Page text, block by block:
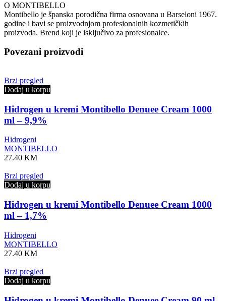
O MONTIBELLO
Montibello je španska porodična firma osnovana u Barseloni 1967.
godine i bavi se proizvodnjom profesionalnih kozmetičkih
proizvoda. Brend koji je isključivo za profesionalce.
Povezani proizvodi
Brzi pregled
Dodaj u korpu
Hidrogen u kremi Montibello Denuee Cream 1000
ml – 9,9%
Hidrogeni
MONTIBELLO
27.40 KM
Brzi pregled
Dodaj u korpu
Hidrogen u kremi Montibello Denuee Cream 1000
ml – 1,7%
Hidrogeni
MONTIBELLO
27.40 KM
Brzi pregled
Dodaj u korpu